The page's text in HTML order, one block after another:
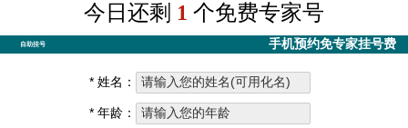
今日还剩 1 个免费专家号
自助挂号 手机预约免专家挂号费
* 姓名：
* 年龄：